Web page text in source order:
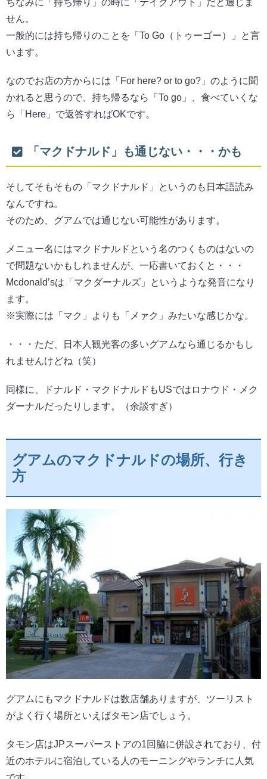
ちなみに「持ち帰り」の時に「テイクアウト」だと通じま
せん。
一般的には持ち帰りのことを「To Go（トゥーゴー）」と言
います。
なのでお店の方からには「For here? or to go?」のように聞
かれると思うので、持ち帰るなら「To go」、食べていくな
ら「Here」で返答すればOKです。
「マクドナルド」も通じない・・・かも
そしてそもそもの「マクドナルド」というのも日本語読み
なんですね。
そのため、グアムでは通じない可能性があります。
メニュー名にはマクドナルドという名のつくものはないの
で問題ないかもしれませんが、一応書いておくと・・・
Mcdonald’sは「マクダーナルズ」というような発音になり
ます。
※実際には「マク」よりも「メァク」みたいな感じかな。
・・・ただ、日本人観光客の多いグアムなら通じるかもし
れませんけどね（笑）
同様に、ドナルド・マクドナルドもUSではロナウド・メク
ダーナルだったりします。（余談すぎ）
グアムのマクドナルドの場所、行き
方
グアムにもマクドナルドは数店舗ありますが、ツーリスト
がよく行く場所といえばタモン店でしょう。
タモン店はJPスーパーストアの1回脇に併設されており、付
近のホテルに宿泊している人のモーニングやランチに人気